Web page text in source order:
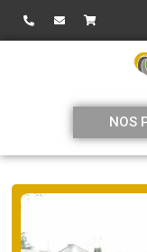
NOS